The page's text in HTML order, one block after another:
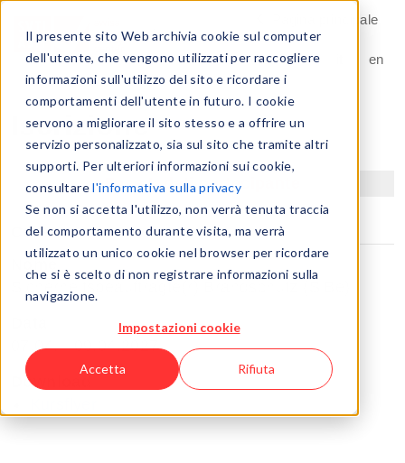
Il presente sito Web archivia cookie sul computer
dell'utente, che vengono utilizzati per raccogliere
informazioni sull'utilizzo del sito e ricordare i
comportamenti dell'utente in futuro. I cookie
servono a migliorare il sito stesso e a offrire un
servizio personalizzato, sia sul sito che tramite altri
supporti. Per ulteriori informazioni sui cookie,
consultarel'informativa sulla privacy
Se non si accetta l'utilizzo, non verrà tenuta traccia
del comportamento durante visita, ma verrà
utilizzato un unico cookie nel browser per ricordare
che si è scelto di non registrare informazioni sulla
navigazione.
Impostazioni cookie
Accetta Rifiuta
Contatto
Pagina principale
language
navigation
de fr en
Iscrizione
Fase I: dati partecipante
Corso
Sicherheitsbeauftragte(r) Brandschutz (SiBe)
07.04. - 09.04.2027
Download